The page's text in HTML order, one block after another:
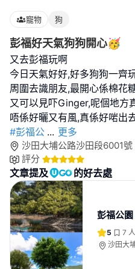
寵物 狗
彭福好天氣狗狗開心🥳
又去彭福玩啊
今日天氣好好,好多狗狗一齊
周圍去識朋友,最開心係棉花
又可以見吓Ginger,呢個地方
#彭福公 ... 更多
沙田大埔公路沙田段6001號
評分
文章提及 的好去處
彭福公園
5 7
沙田大